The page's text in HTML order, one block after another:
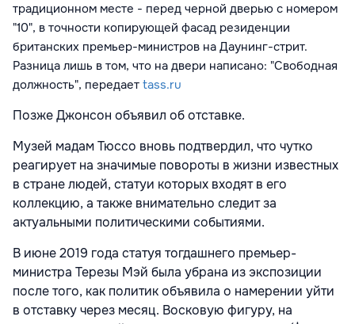
традиционном месте - перед черной дверью с номером
"10", в точности копирующей фасад резиденции
британских премьер-министров на Даунинг-стрит.
Разница лишь в том, что на двери написано: "Свободная
должность", передает tass.ru
Позже Джонсон объявил об отставке.
Музей мадам Тюссо вновь подтвердил, что чутко
реагирует на значимые повороты в жизни известных
в стране людей, статуи которых входят в его
коллекцию, а также внимательно следит за
актуальными политическими событиями.
В июне 2019 года статуя тогдашнего премьер-
министра Терезы Мэй была убрана из экспозиции
после того, как политик объявила о намерении уйти
в отставку через месяц. Восковую фигуру, на